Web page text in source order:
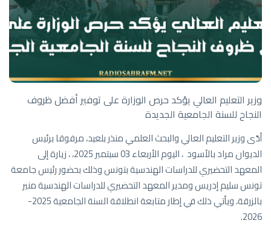
وزير التعليم العالي يؤكد حرص الوزارة على توفير أفضل ظروف
النجاح للسنة الجامعية الجديدة
أدّى وزير التعليم العالي والبحث العلمي منذر بلعيد، مرفوقا برئيس
الديوان مراد بالأسود ، اليوم الأربعاء 03 سبتمبر 2025، ، زيارة إلى
المعهد التحضيري للدراسات الهندسية بتونس وذلك بحضور رئيس جامعة
تونس سليم إدريس ومدير المعهد التحضيري للدراسات الهندسية منير
بالزرقة، ويأتي ذلك في إطار متابعة انطلاقة السنة الجامعية 2025-
2026.